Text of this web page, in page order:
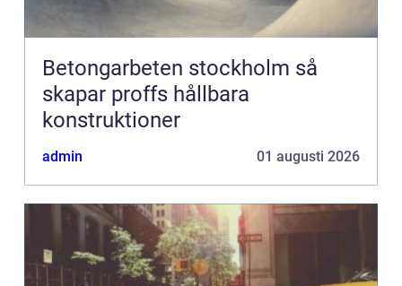
Betongarbeten stockholm så
skapar proffs hållbara
konstruktioner
admin 01 augusti 2026